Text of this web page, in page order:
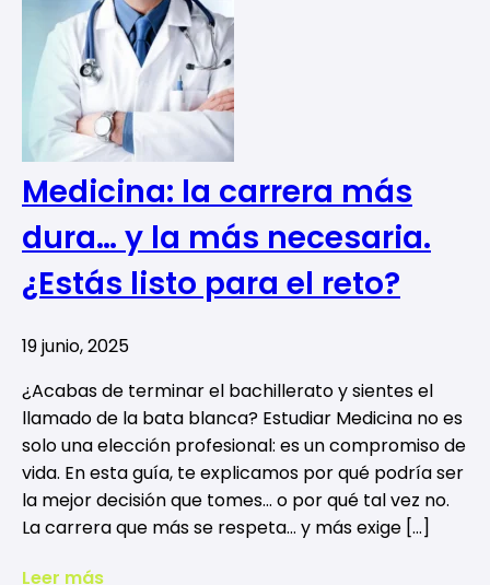
Medicina: la carrera más
dura… y la más necesaria.
¿Estás listo para el reto?
19 junio, 2025
¿Acabas de terminar el bachillerato y sientes el
llamado de la bata blanca? Estudiar Medicina no es
solo una elección profesional: es un compromiso de
vida. En esta guía, te explicamos por qué podría ser
la mejor decisión que tomes… o por qué tal vez no.
La carrera que más se respeta… y más exige […]
Leer más